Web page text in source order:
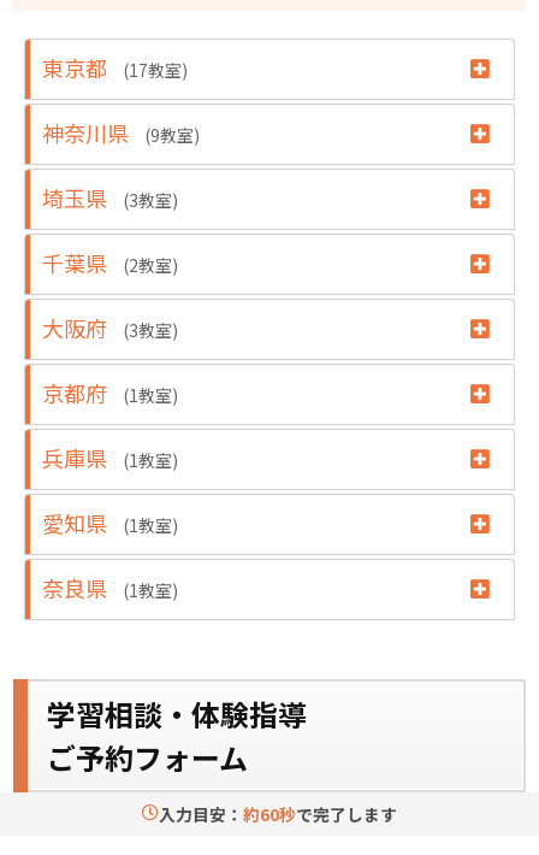
東京都 (17教室)
神奈川県 (9教室)
埼玉県 (3教室)
千葉県 (2教室)
大阪府 (3教室)
京都府 (1教室)
兵庫県 (1教室)
愛知県 (1教室)
奈良県 (1教室)
学習相談・体験指導
ご予約フォーム
入力目安： 約60秒で完了します